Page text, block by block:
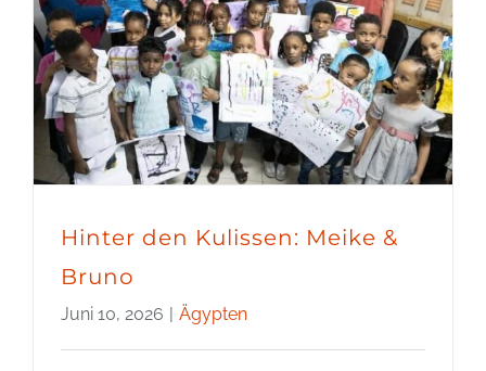
Hinter den Kulissen: Meike &
Bruno
Juni 10, 2026 | Ägypten